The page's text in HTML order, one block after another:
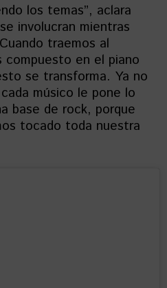
los temas”, aclara
involucran mientras
traemos al
en el piano
se transforma. Ya no
músico le pone lo
base de rock, porque
tocado toda nuestra